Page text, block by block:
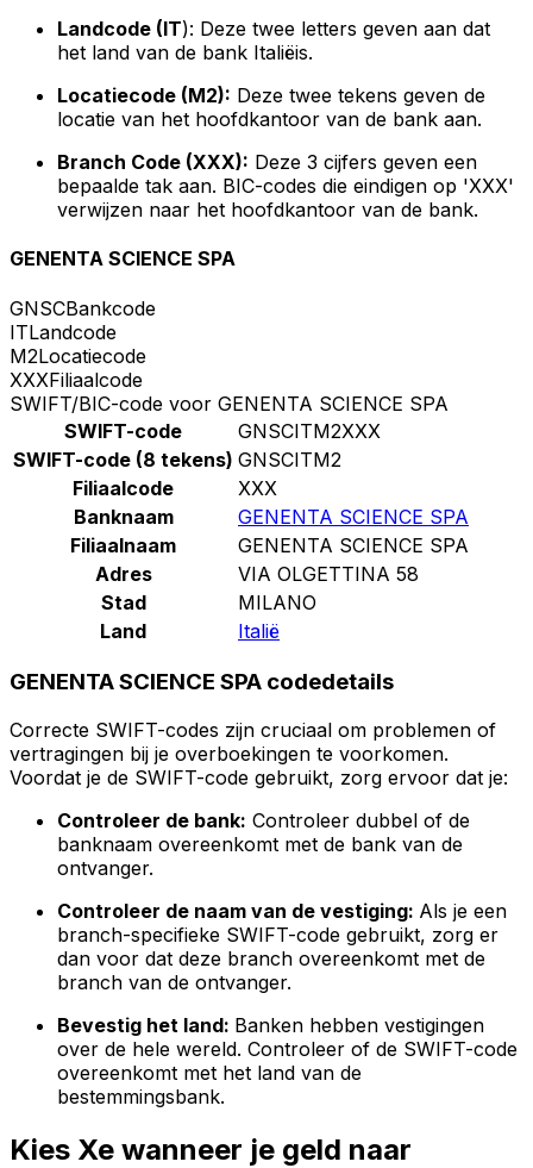
Landcode (IT): Deze twee letters geven aan dat
het land van de bank Italiëis.
Locatiecode (M2): Deze twee tekens geven de
locatie van het hoofdkantoor van de bank aan.
Branch Code (XXX): Deze 3 cijfers geven een
bepaalde tak aan. BIC-codes die eindigen op 'XXX'
verwijzen naar het hoofdkantoor van de bank.
GENENTA SCIENCE SPA
GNSCBankcode
ITLandcode
M2Locatiecode
XXXFiliaalcode
SWIFT/BIC-code voor GENENTA SCIENCE SPA
SWIFT-code
GNSCITM2XXX
SWIFT-code (8 tekens) GNSCITM2
Filiaalcode
XXX
Banknaam
GENENTA SCIENCE SPA
Filiaalnaam
GENENTA SCIENCE SPA
Adres
VIA OLGETTINA 58
Stad
MILANO
Land
Italië
GENENTA SCIENCE SPA codedetails
Correcte SWIFT-codes zijn cruciaal om problemen of
vertragingen bij je overboekingen te voorkomen.
Voordat je de SWIFT-code gebruikt, zorg ervoor dat je:
Controleer de bank: Controleer dubbel of de
banknaam overeenkomt met de bank van de
ontvanger.
Controleer de naam van de vestiging: Als je een
branch-specifieke SWIFT-code gebruikt, zorg er
dan voor dat deze branch overeenkomt met de
branch van de ontvanger.
Bevestig het land: Banken hebben vestigingen
over de hele wereld. Controleer of de SWIFT-code
overeenkomt met het land van de
bestemmingsbank.
Kies Xe wanneer je geld naar